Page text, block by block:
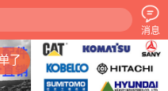
消息
了